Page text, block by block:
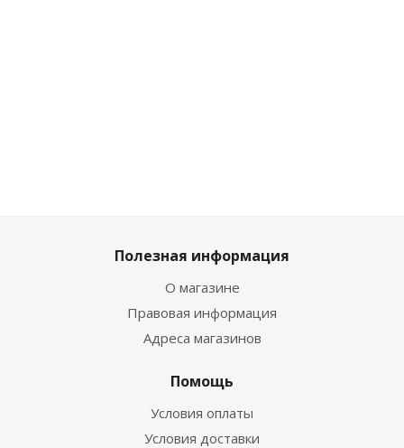
Полезная информация
О магазине
Правовая информация
Адреса магазинов
Помощь
Условия оплаты
Условия доставки